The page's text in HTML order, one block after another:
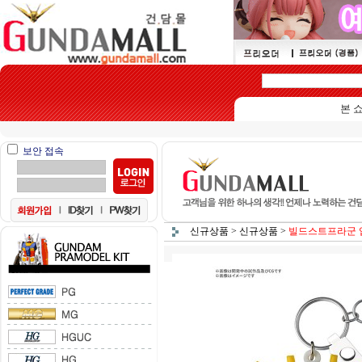
본 쇼핑
보안 접속
신규상품 > 신규상품 > 빌드스트프라군